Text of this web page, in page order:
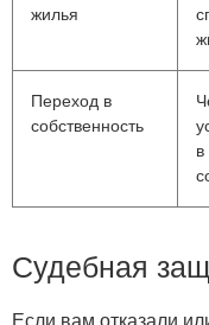
жилья
Переход в
собственность
Судебная
Если вам отказали